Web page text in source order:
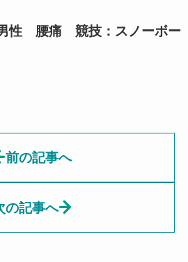
性 腰痛 競技：スノーボー
前の記事へ
の記事へ